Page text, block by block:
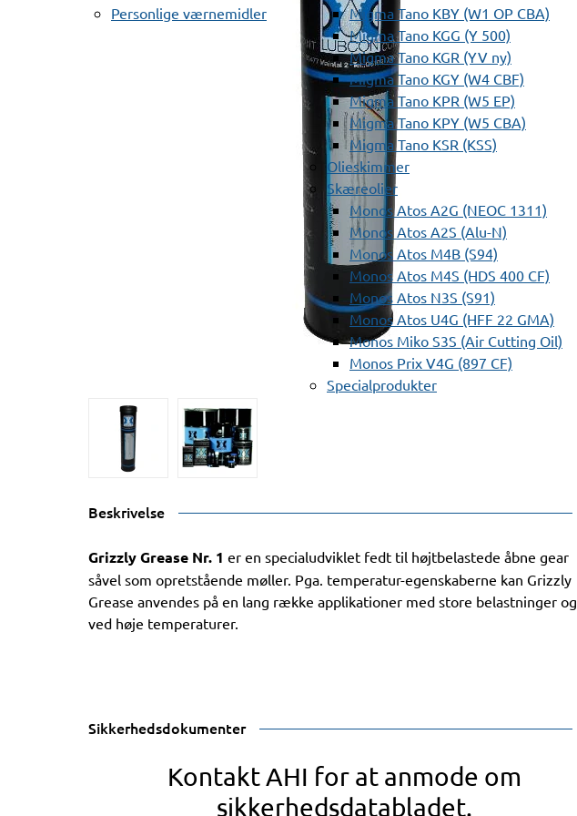
Personlige værnemidler
Migma Tano KBY (W1 OP CBA)
Migma Tano KGG (Y 500)
Migma Tano KGR (YV ny)
Migma Tano KGY (W4 CBF)
Migma Tano KPR (W5 EP)
Migma Tano KPY (W5 CBA)
Migma Tano KSR (KSS)
Olieskimmer
Skæreolier
Monos Atos A2G (NEOC 1311)
Monos Atos A2S (Alu-N)
Monos Atos M4B (S94)
Monos Atos M4S (HDS 400 CF)
Monos Atos N3S (S91)
Monos Atos U4G (HFF 22 GMA)
Monos Miko S3S (Air Cutting Oil)
Monos Prix V4G (897 CF)
Specialprodukter
Beskrivelse
Grizzly Grease Nr. 1 er en specialudviklet fedt til højtbelastede åbne gear
såvel som opretstående møller. Pga. temperatur-egenskaberne kan Grizzly
Grease anvendes på en lang række applikationer med store belastninger og
ved høje temperaturer.
Sikkerhedsdokumenter
Kontakt AHI for at anmode om
sikkerhedsdatabladet.